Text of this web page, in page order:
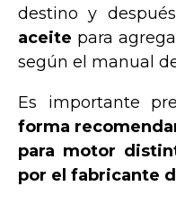
destino y
aceite para
según el manual
Es importante
forma
para motor
por el fabricante